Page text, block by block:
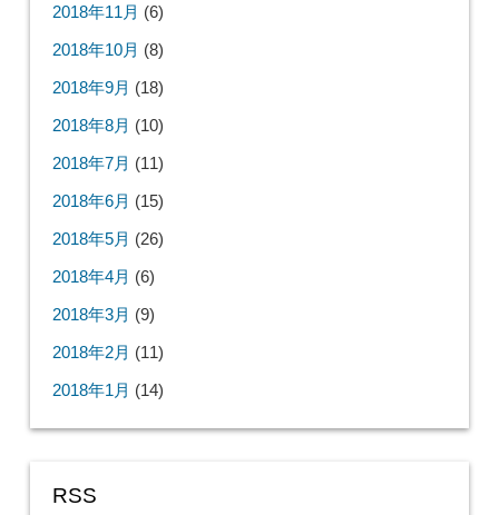
2018年11月 (6)
2018年10月 (8)
2018年9月 (18)
2018年8月 (10)
2018年7月 (11)
2018年6月 (15)
2018年5月 (26)
2018年4月 (6)
2018年3月 (9)
2018年2月 (11)
2018年1月 (14)
RSS